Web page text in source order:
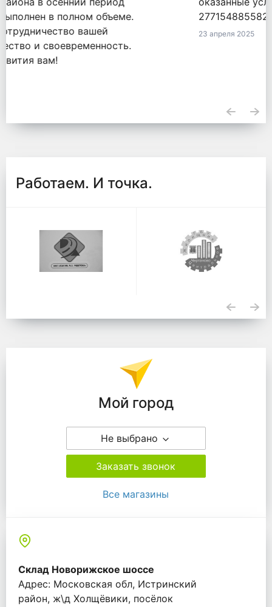
2771548855820000050 от 18.09.2020.
23 апреля 2025
Работаем. И точка.
Мой город
Не выбрано
Заказать звонок
Все магазины
Склад Новорижское шоссе
Адрес: Московская обл, Истринский
район, ж\д Холщёвики, посёлок